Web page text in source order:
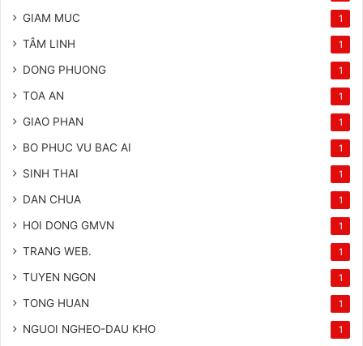
GIAM MUC 1
TÂM LINH 1
DONG PHUONG 1
TOA AN 1
GIAO PHAN 1
BO PHUC VU BAC AI 1
SINH THAI 1
DAN CHUA 1
HOI DONG GMVN 1
TRANG WEB. 1
TUYEN NGON 1
TONG HUAN 1
NGUOI NGHEO-DAU KHO 1